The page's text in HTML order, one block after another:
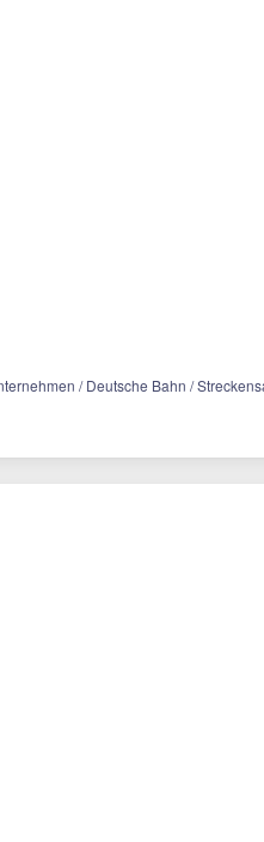
/ Deutsche Bahn /